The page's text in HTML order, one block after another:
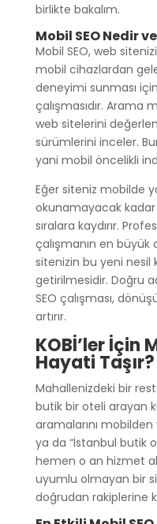
birlikte bakalım.
Mobil SEO Nedir
Mobil SEO, web
mobil cihazlardan
deneyimi sunması
çalışmasıdır. Arama
web sitelerini
sürümlerini inceler.
yani mobil öncelikli
Eğer siteniz mobilde
okunamayacak
sıralara kaydırır.
çalışmanın en büyük
sitenizin bu yeni
getirilmesidir. Doğru
SEO çalışması,
artırır.
KOBİ’ler İçin
Hayati Taşır?
Mahallenizdeki bir
butik bir oteli arayan
aramalarını mobilden
ya da “İstanbul butik
hemen o an hizmet
uyumlu olmayan bir
doğrudan rakiplerine